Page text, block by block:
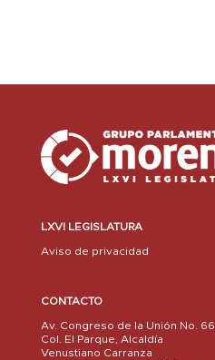
LXVI LEGISLATURA
Aviso de privacidad
CONTACTO
Av. Congreso de la Unión No. 66,
Col. El Parque, Alcaldía
Venustiano Carranza